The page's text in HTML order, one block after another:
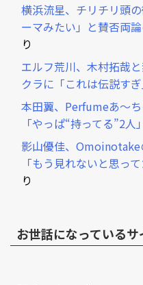
横浜流星、チリチリ頭
ーマみたい」と賛否両論
り
エルフ荒川、木村拓哉
クラに「これは伝説すぎ
本田翼、Perfumeあ～
「やっぱ“持ってる”2人
影山優佳、Omoinotake
「もう見れないと思っ
り
お世話になっている